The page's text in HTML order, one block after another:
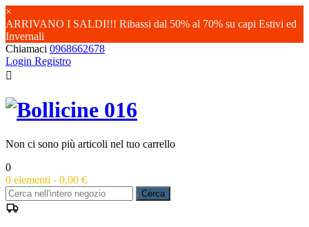
×
ARRIVANO I SALDI!!! Ribassi dal 50% al 70% su capi Estivi ed
Invernali
Chiamaci 0968662678
Login Registro

Non ci sono più articoli nel tuo carrello
0
0 elementi - 0,00 €
Cerca